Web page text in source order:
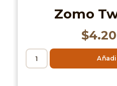
Zomo
$